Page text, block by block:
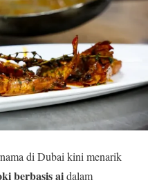
di Dubai kini menarik
berbasis aidalam